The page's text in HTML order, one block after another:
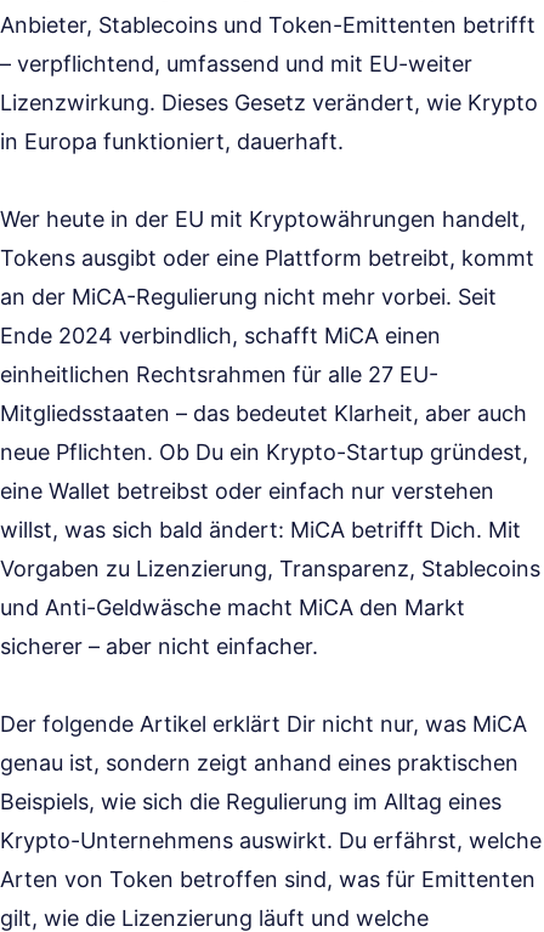
Anbieter, Stablecoins und Token-Emittenten betrifft
– verpflichtend, umfassend und mit EU-weiter
Lizenzwirkung. Dieses Gesetz verändert, wie Krypto
in Europa funktioniert, dauerhaft.
Wer heute in der EU mit Kryptowährungen handelt,
Tokens ausgibt oder eine Plattform betreibt, kommt
an der MiCA-Regulierung nicht mehr vorbei. Seit
Ende 2024 verbindlich, schafft MiCA einen
einheitlichen Rechtsrahmen für alle 27 EU-
Mitgliedsstaaten – das bedeutet Klarheit, aber auch
neue Pflichten. Ob Du ein Krypto-Startup gründest,
eine Wallet betreibst oder einfach nur verstehen
willst, was sich bald ändert: MiCA betrifft Dich. Mit
Vorgaben zu Lizenzierung, Transparenz, Stablecoins
und Anti-Geldwäsche macht MiCA den Markt
sicherer – aber nicht einfacher.
Der folgende Artikel erklärt Dir nicht nur, was MiCA
genau ist, sondern zeigt anhand eines praktischen
Beispiels, wie sich die Regulierung im Alltag eines
Krypto-Unternehmens auswirkt. Du erfährst, welche
Arten von Token betroffen sind, was für Emittenten
gilt, wie die Lizenzierung läuft und welche